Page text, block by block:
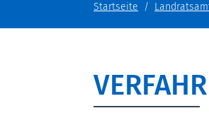
Startseite